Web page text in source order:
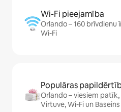
Wi-Fi pieejamība
Orlando – 160 brīvdienu
Wi-Fi
Populāras
Orlando – viesiem
Virtuve, Wi-Fi un Baseins